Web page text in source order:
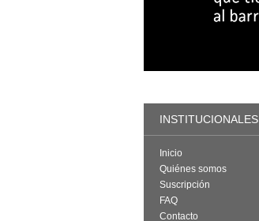
INSTITUCIONALES
Inicio
Quiénes somos
Suscripción
FAQ
Contacto